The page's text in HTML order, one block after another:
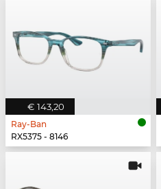
€ 143,20
Ray-Ban
RX5375 - 8146